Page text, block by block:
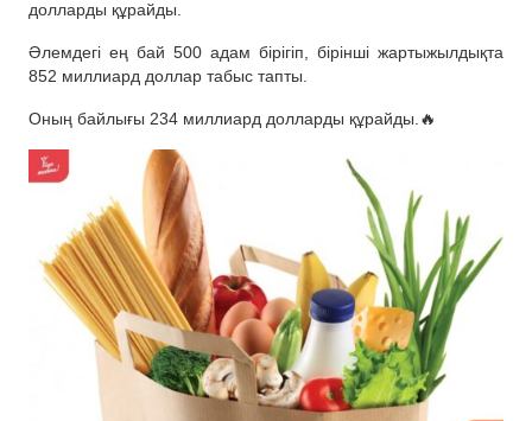
долларды құрайды.
Әлемдегі ең бай 500 адам бірігіп, бірінші жартыжылдықта
852 миллиард доллар табыс тапты.
Оның байлығы 234 миллиард долларды құрайды.🔥